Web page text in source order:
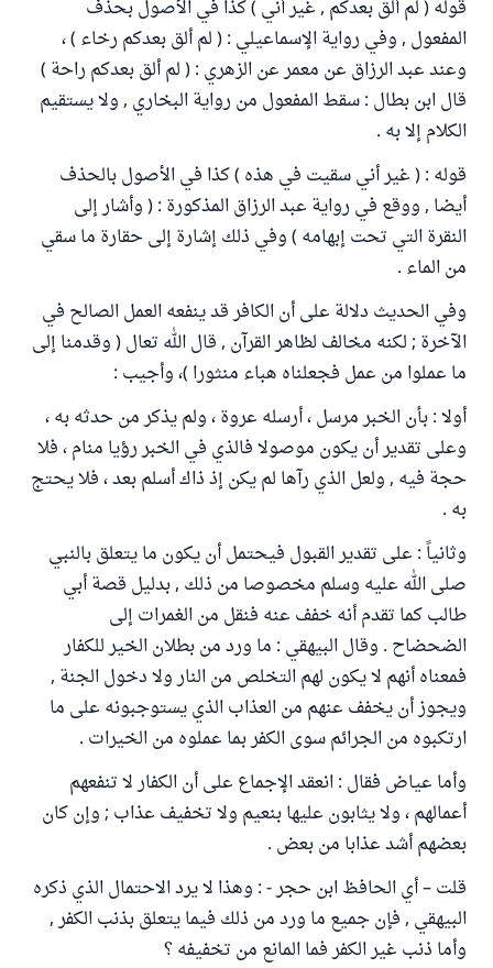
قوله ( لم ألق بعدكم , غير أني ) كذا في الأصول بحذف
المفعول , وفي رواية الإسماعيلي : ( لم ألق بعدكم رخاء ) ،
وعند عبد الرزاق عن معمر عن الزهري : ( لم ألق بعدكم راحة )
قال ابن بطال : سقط المفعول من رواية البخاري , ولا يستقيم
الكلام إلا به .
قوله : ( غير أني سقيت في هذه ) كذا في الأصول بالحذف
أيضا , ووقع في رواية عبد الرزاق المذكورة : ( وأشار إلى
النقرة التي تحت إبهامه ) وفي ذلك إشارة إلى حقارة ما سقي
من الماء .
وفي الحديث دلالة على أن الكافر قد ينفعه العمل الصالح في
الآخرة ; لكنه مخالف لظاهر القرآن , قال الله تعال ( وقدمنا إلى
ما عملوا من عمل فجعلناه هباء منثورا )، وأجيب :
أولا : بأن الخبر مرسل ، أرسله عروة ، ولم يذكر من حدثه به ،
وعلى تقدير أن يكون موصولا فالذي في الخبر رؤيا منام ، فلا
حجة فيه , ولعل الذي رآها لم يكن إذ ذاك أسلم بعد ، فلا يحتج
به .
وثانياً : على تقدير القبول فيحتمل أن يكون ما يتعلق بالنبي
صلى الله عليه وسلم مخصوصا من ذلك , بدليل قصة أبي
طالب كما تقدم أنه خفف عنه فنقل من الغمرات إلى
الضحضاح . وقال البيهقي : ما ورد من بطلان الخير للكفار
فمعناه أنهم لا يكون لهم التخلص من النار ولا دخول الجنة ,
ويجوز أن يخفف عنهم من العذاب الذي يستوجبونه على ما
ارتكبوه من الجرائم سوى الكفر بما عملوه من الخيرات .
وأما عياض فقال : انعقد الإجماع على أن الكفار لا تنفعهم
أعمالهم ، ولا يثابون عليها بنعيم ولا تخفيف عذاب ; وإن كان
بعضهم أشد عذابا من بعض .
قلت – أي الحافظ ابن حجر - : وهذا لا يرد الاحتمال الذي ذكره
البيهقي , فإن جميع ما ورد من ذلك فيما يتعلق بذنب الكفر ,
وأما ذنب غير الكفر فما المانع من تخفيفه ؟